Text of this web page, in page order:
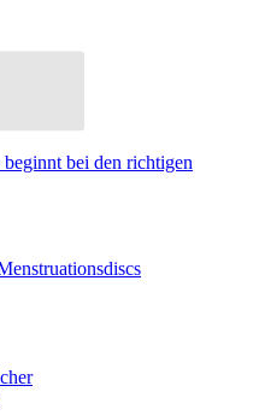
bei den richtigen